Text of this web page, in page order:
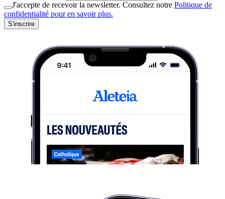
J'accepte de recevoir la newsletter. Consultez notre Politique de
confidentialité pour en savoir plus.
S'inscrire